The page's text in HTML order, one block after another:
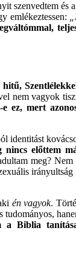
szenvedtem és
emlékeztessen:
hitű,
nem vagyok
ez, mert
identitást
nincs előttem
meg?
irányultság
én vagyok.
tudományos,
a Biblia